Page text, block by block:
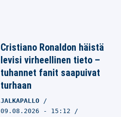
Cristiano Ronaldon häistä
levisi virheellinen tieto –
tuhannet fanit saapuivat
turhaan
JALKAPALLO
09.08.2026 - 15:12